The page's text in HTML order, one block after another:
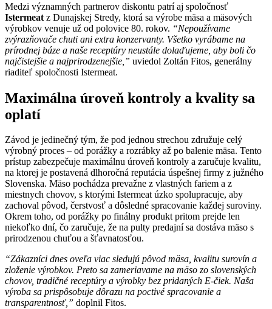
Medzi významných partnerov diskontu patrí aj spoločnosť
Istermeat z Dunajskej Stredy, ktorá sa výrobe mäsa a mäsových
výrobkov venuje už od polovice 80. rokov. “Nepoužívame
zvýrazňovače chuti ani extra konzervanty. Všetko vyrábame na
prírodnej báze a naše receptúry neustále dolaďujeme, aby boli čo
najčistejšie a najprirodzenejšie,” uviedol Zoltán Fitos, generálny
riaditeľ spoločnosti Istermeat.
Maximálna úroveň kontroly a kvality sa
oplatí
Závod je jedinečný tým, že pod jednou strechou združuje celý
výrobný proces – od porážky a rozrábky až po balenie mäsa. Tento
prístup zabezpečuje maximálnu úroveň kontroly a zaručuje kvalitu,
na ktorej je postavená dlhoročná reputácia úspešnej firmy z južného
Slovenska. Mäso pochádza prevažne z vlastných fariem a z
miestnych chovov, s ktorými Istermeat úzko spolupracuje, aby
zachoval pôvod, čerstvosť a dôsledné spracovanie každej suroviny.
Okrem toho, od porážky po finálny produkt pritom prejde len
niekoľko dní, čo zaručuje, že na pulty predajní sa dostáva mäso s
prirodzenou chuťou a šťavnatosťou.
“Zákazníci dnes oveľa viac sledujú pôvod mäsa, kvalitu surovín a
zloženie výrobkov. Preto sa zameriavame na mäso zo slovenských
chovov, tradičné receptúry a výrobky bez pridaných E-čiek. Naša
výroba sa prispôsobuje dôrazu na poctivé spracovanie a
transparentnosť,” doplnil Fitos.